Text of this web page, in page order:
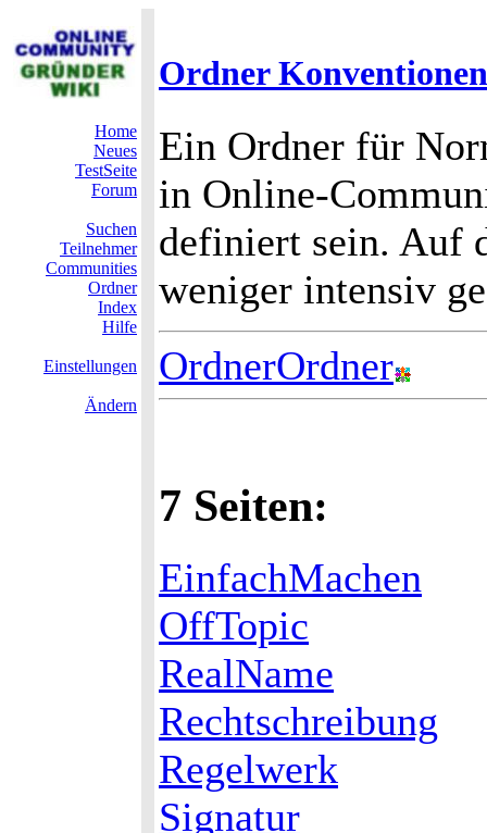
Ordner Konventionen
Home
Neues
TestSeite
Forum
Suchen
Teilnehmer
Communities
Ordner
Index
Hilfe
Einstellungen
Ändern
Ein Ordner für
in Online-
definiert sein. Auf
weniger intensiv
OrdnerOrdner
7 Seiten:
EinfachMachen
OffTopic
RealName
Rechtschreibung
Regelwerk
Signatur